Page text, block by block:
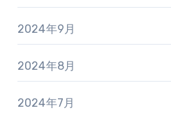
2024年9月
2024年8月
2024年7月